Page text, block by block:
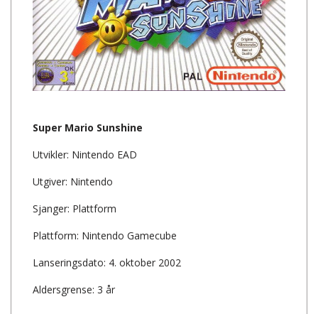
Super Mario Sunshine
Utvikler: Nintendo EAD
Utgiver: Nintendo
Sjanger: Plattform
Plattform: Nintendo Gamecube
Lanseringsdato: 4. oktober 2002
Aldersgrense: 3 år